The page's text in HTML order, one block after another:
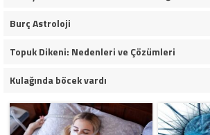
Burç Astroloji
Topuk Dikeni: Nedenleri ve Çözümleri
Kulağında böcek vardı